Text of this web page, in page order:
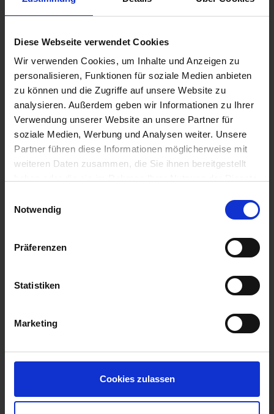
Diese Webseite verwendet Cookies
Wir verwenden Cookies, um Inhalte und Anzeigen zu
personalisieren, Funktionen für soziale Medien anbieten
zu können und die Zugriffe auf unsere Website zu
analysieren. Außerdem geben wir Informationen zu Ihrer
Verwendung unserer Website an unsere Partner für
soziale Medien, Werbung und Analysen weiter. Unsere
Partner führen diese Informationen möglicherweise mit
weiteren Daten zusammen, die Sie ihnen bereitgestellt
Cookies, wenn Sie unsere Webseite weiterhin nutzen.
Notwendig
Präferenzen
Statistiken
Marketing
Cookies zulassen
Dichtung Hoske Auspuff
40mm
BMW R 45, R 65
13,95 €